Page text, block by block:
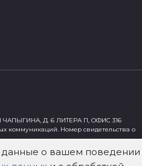
ЧАПЫГИНА, Д. 6 ЛИТЕРА П, ОФИС 316
коммуникаций. Номер свидетельства о
данные о вашем поведении